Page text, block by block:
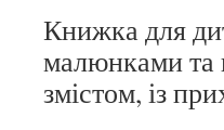
Книжка для
малюнками та
змістом, із